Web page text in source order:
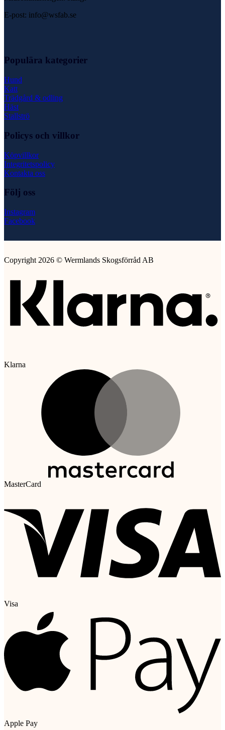
E-post: info@wsfab.se
Populära kategorier
Hund
Katt
Trädgård & odling
Häst
Stallströ
Policys och villkor
Köpvillkor
Integritetspolicy
Kontakta oss
Följ oss
Instagram
Facebook
Copyright 2026 © Wermlands Skogsförråd AB
Klarna
MasterCard
Visa
Apple Pay